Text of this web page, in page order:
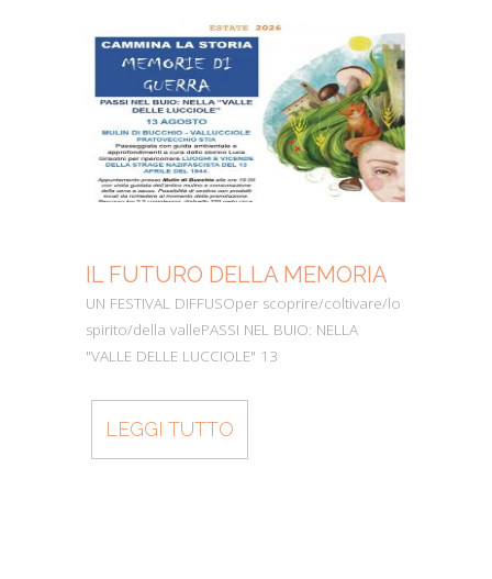
IL FUTURO DELLA MEMORIA
UN FESTIVAL DIFFUSOper scoprire/coltivare/lo
spirito/della vallePASSI NEL BUIO: NELLA
"VALLE DELLE LUCCIOLE" 13
LEGGI TUTTO